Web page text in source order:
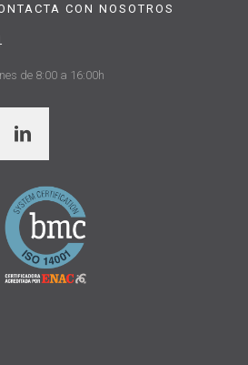
CON NOSOTROS
de 8:00 a 16:00h